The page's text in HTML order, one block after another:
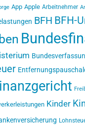
App Apple Arbeitnehmer
BFH BFH-
Kinder